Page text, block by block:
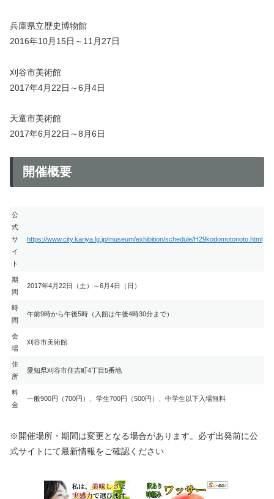
兵庫県立歴史博物館
2016年10月15日～11月27日
刈谷市美術館
2017年4月22日～6月4日
天童市美術館
2017年6月22日～8月6日
開催概要
公
式
サ
イ
ト
https://www.city.kariya.lg.jp/museum/exhibition/schedule/H29kodomotonoto.html
期
間
2017年4月22日（土）～6月4日（日）
時
間
午前9時から午後5時（入館は午後4時30分まで）
会
場
刈谷市美術館
住
所
愛知県刈谷市住吉町4丁目5番地
料
金
一般900円（700円）、学生700円（500円）、中学生以下入場無料
※開催場所・期間は変更となる場合があります。必ず出発前に公
式サイトにて最新情報をご確認ください